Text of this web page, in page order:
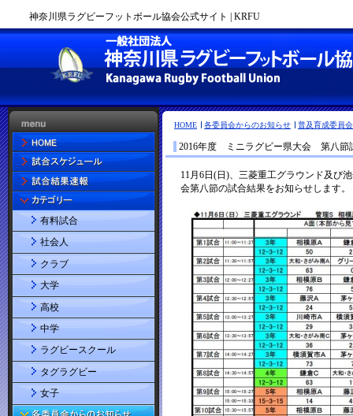
神奈川県ラグビーフットボール協会公式サイト | KRFU
HOME 各委員会からのお知らせ 普及育成委員会
2016年度 ミニラグビー県大会 第八節
有料試合
社会人
クラブ
大学
高校
中学
ラグビースクール
タグラグビー
女子